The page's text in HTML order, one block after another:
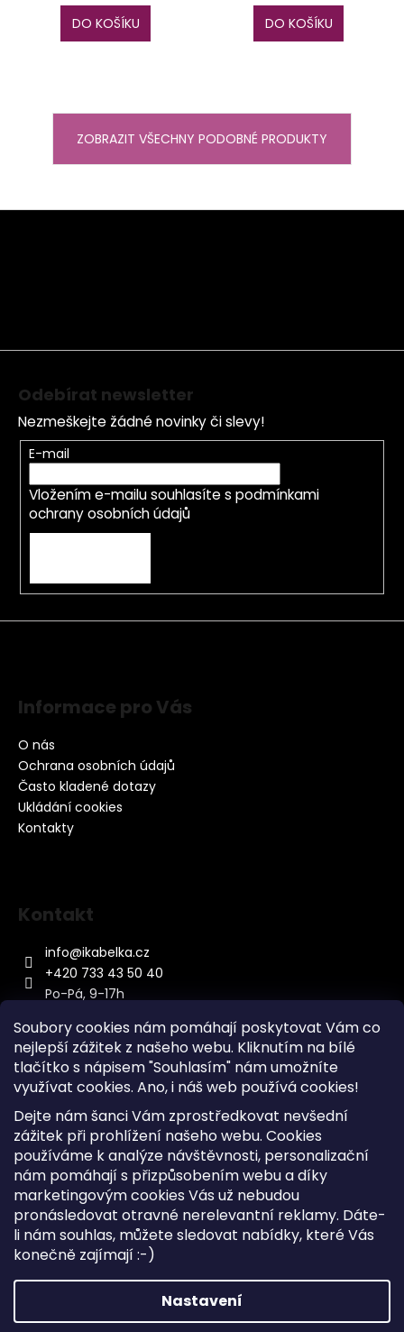
Soubory cookies nám pomáhají poskytovat Vám co
nejlepší zážitek z našeho webu. Kliknutím na bílé
tlačítko s nápisem "Souhlasím" nám umožníte
využívat cookies. Ano, i náš web používá cookies!
Dejte nám šanci Vám zprostředkovat nevšední
zážitek při prohlížení našeho webu. Cookies
používáme k analýze návštěvnosti, personalizační
nám pomáhají s přizpůsobením webu a díky
marketingovým cookies Vás už nebudou
pronásledovat otravné nerelevantní reklamy. Dáte-
li nám souhlas, můžete sledovat nabídky, které Vás
konečně zajímají :-)
Nastavení
DO KOŠÍKU DO KOŠÍKU
ZOBRAZIT VŠECHNY PODOBNÉ PRODUKTY
Z
Odebírat newsletter
Nezmeškejte žádné novinky či slevy!
E-mail
Vložením e-mailu souhlasíte s podmínkami
ochrany osobních údajů
Informace pro Vás
O nás
Ochrana osobních údajů
Často kladené dotazy
Ukládání cookies
Kontakty
Kontakt
info@ikabelka.cz
+420 733 43 50 40
Po-Pá, 9-17h
Kontakt
Sitemap
Doprava a Platba
Reklamace Zboží
Obchodní podmínky
iKabelka.cz. Všechna práva vyhrazena.
Upravit nastavení cookies